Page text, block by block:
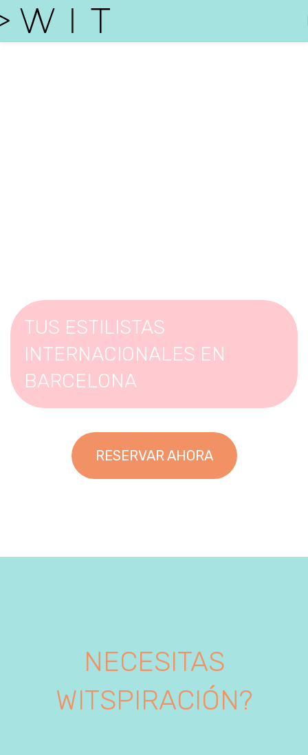
TUS ESTILISTAS
INTERNACIONALES EN
BARCELONA
RESERVAR AHORA
NECESITAS
WITSPIRACIÓN?